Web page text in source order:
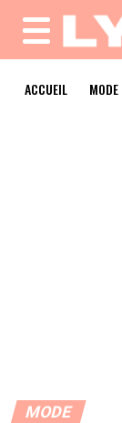
MENU
ACCUEIL MODE
MODE